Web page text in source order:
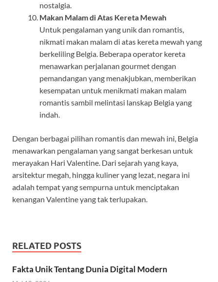
nostalgia.
Makan Malam di Atas Kereta Mewah
Untuk pengalaman yang unik dan romantis,
nikmati makan malam di atas kereta mewah yang
berkeliling Belgia. Beberapa operator kereta
menawarkan perjalanan gourmet dengan
pemandangan yang menakjubkan, memberikan
kesempatan untuk menikmati makan malam
romantis sambil melintasi lanskap Belgia yang
indah.
Dengan berbagai pilihan romantis dan mewah ini, Belgia
menawarkan pengalaman yang sangat berkesan untuk
merayakan Hari Valentine. Dari sejarah yang kaya,
arsitektur megah, hingga kuliner yang lezat, negara ini
adalah tempat yang sempurna untuk menciptakan
kenangan Valentine yang tak terlupakan.
RELATED POSTS
Fakta Unik Tentang Dunia Digital Modern